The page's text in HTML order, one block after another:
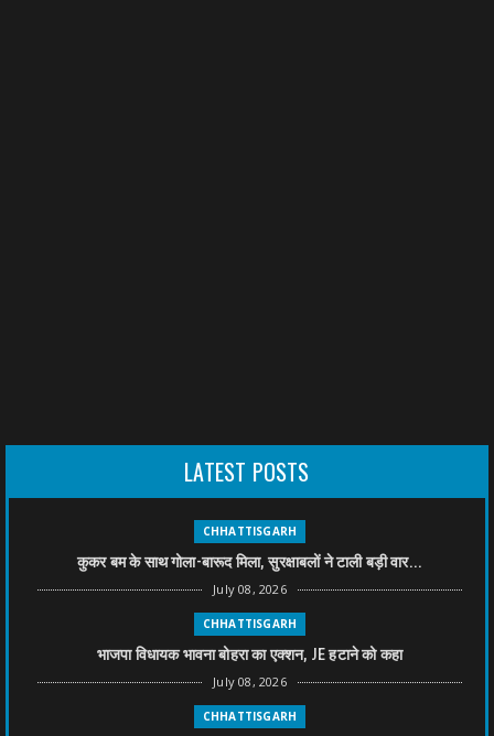
LATEST POSTS
CHHATTISGARH
कुकर बम के साथ गोला-बारूद मिला, सुरक्षाबलों ने टाली बड़ी वार...
July 08, 2026
CHHATTISGARH
भाजपा विधायक भावना बोहरा का एक्शन, JE हटाने को कहा
July 08, 2026
CHHATTISGARH